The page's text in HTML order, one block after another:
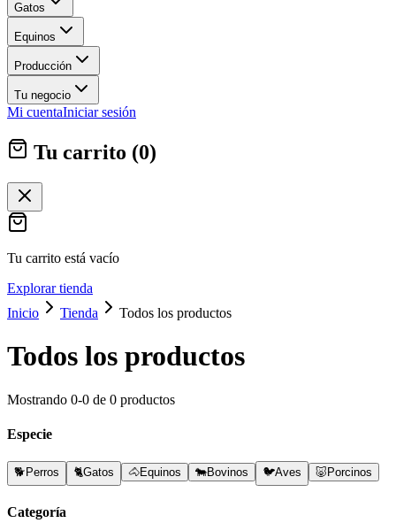
Gatos
Equinos
Producción
Tu negocio
Mi cuentaIniciar sesión
Tu carrito (0)
Tu carrito está vacío
Explorar tienda
Inicio
Tienda Todos los productos
Todos los productos
Mostrando 0-0 de 0 productos
Especie
🐕 Perros 🐈Gatos 🐴Equinos 🐄Bovinos 🐦Aves 🐷 Porcinos
Categoría